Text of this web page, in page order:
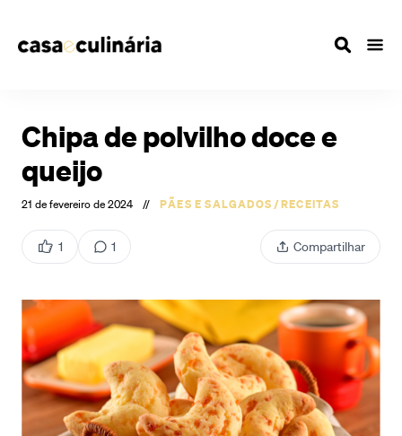
Chipa de polvilho doce e
queijo
21 de fevereiro de 2024 // PÃES E SALGADOS/RECEITAS
1 1 Compartilhar